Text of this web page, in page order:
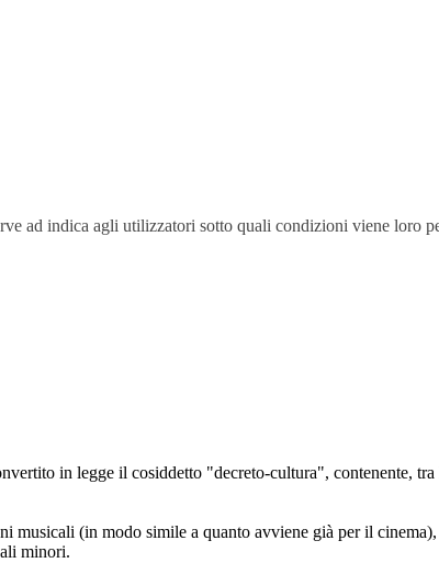
ad indica agli utilizzatori sotto quali condizioni viene loro
in legge il cosiddetto "decreto-cultura", contenente, tra
(in modo simile a quanto avviene già per il
minori.